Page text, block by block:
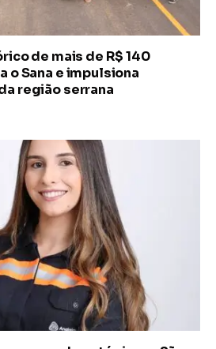
de mais de R$ 140
o Sana e impulsiona
região serrana